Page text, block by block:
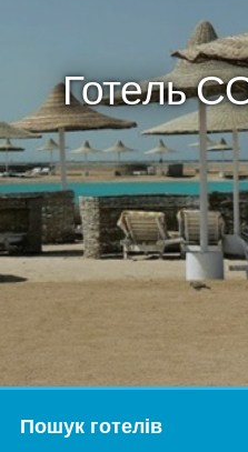
Готель
Пошук готелів